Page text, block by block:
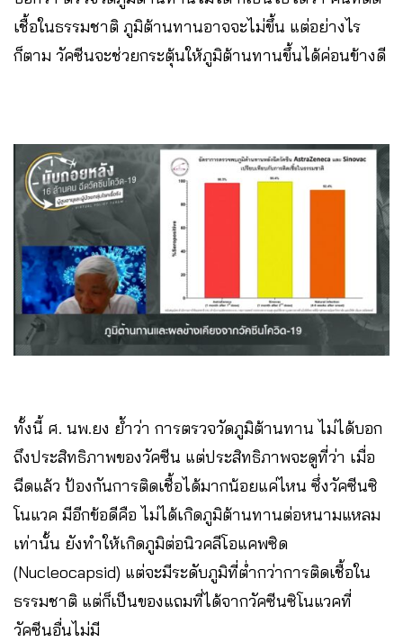
เชื้อในธรรมชาติ ภูมิต้านทานอาจจะไม่ขึ้น แต่อย่างไร
ก็ตาม วัคซีนจะช่วยกระตุ้นให้ภูมิต้านทานขึ้นได้ค่อนข้างดี
ทั้งนี้ ศ. นพ.ยง ย้ำว่า การตรวจวัดภูมิต้านทาน ไม่ได้บอก
ถึงประสิทธิภาพของวัคซีน แต่ประสิทธิภาพจะดูที่ว่า เมื่อ
ฉีดแล้ว ป้องกันการติดเชื้อได้มากน้อยแค่ไหน ซึ่งวัคซีนซิ
โนแวค มีอีกข้อดีคือ ไม่ได้เกิดภูมิต้านทานต่อหนามแหลม
เท่านั้น ยังทำให้เกิดภูมิต่อนิวคลีโอแคพซิด
(Nucleocapsid) แต่จะมีระดับภูมิที่ต่ำกว่าการติดเชื้อใน
ธรรมชาติ แต่ก็เป็นของแถมที่ได้จากวัคซีนซิโนแวคที่
วัคซีนอื่นไม่มี